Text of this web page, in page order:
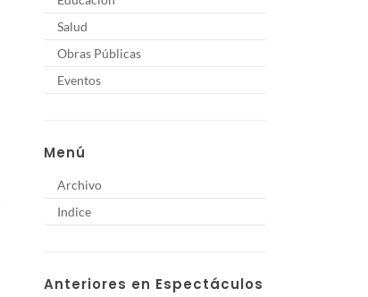
Salud
Obras Públicas
Eventos
Menú
Archivo
Indice
Anteriores en Espectáculos